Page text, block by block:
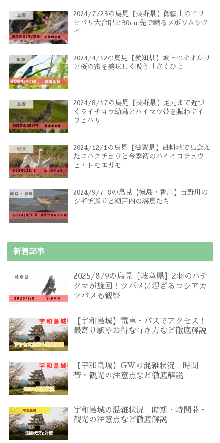
2024/7/23の鳥見【長野県】御嶽山のイワ
ヒバリ大合唱と30cm先で囀るメボソムシク
イ
2024/4/12の鳥見【愛知県】頭上のオオルリ
と桜の蜜を美味しく吸う「さくひよ」
2024/8/17の鳥見【長野県】足元まで近づ
くライチョウ幼鳥とハイマツ帯を賑わすイ
ワヒバリ
2024/12/1の鳥見【滋賀県】農耕地で出会え
たコハクチョウと今季初のハイイロチュウ
ヒ・トモエガモ
2024/9/7-8の鳥見【徳島・香川】吉野川の
シギチ巡りと瀬戸内の海鳥たち
新着記事
2025/8/9の鳥見【岐阜県】2羽のハチ
クマが旋回！ツバメに混ざるコシアカ
ツバメも観察
【宇和島城】電車・バスでアクセス！
最寄り駅やお得な行き方など徹底解説
【宇和島城】GWの混雑状況｜時間
帯・観光の注意点など徹底解説
宇和島城の混雑状況｜時期・時間帯・
観光の注意点など徹底解説